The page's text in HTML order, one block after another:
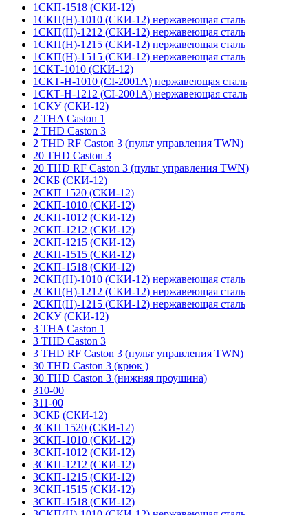
1СКП-1518 (СКИ-12)
1СКП(Н)-1010 (СКИ-12) нержавеющая сталь
1СКП(Н)-1212 (СКИ-12) нержавеющая сталь
1СКП(Н)-1215 (СКИ-12) нержавеющая сталь
1СКП(Н)-1515 (СКИ-12) нержавеющая сталь
1СКТ-1010 (СКИ-12)
1СКТ-Н-1010 (CI-2001A) нержавеющая сталь
1СКТ-Н-1212 (CI-2001A) нержавеющая сталь
1СКУ (СКИ-12)
2 THA Caston 1
2 THD Caston 3
2 THD RF Caston 3 (пульт управления TWN)
20 THD Caston 3
20 THD RF Caston 3 (пульт управления TWN)
2СКБ (СКИ-12)
2СКП 1520 (СКИ-12)
2СКП-1010 (СКИ-12)
2СКП-1012 (СКИ-12)
2СКП-1212 (СКИ-12)
2СКП-1215 (СКИ-12)
2СКП-1515 (СКИ-12)
2СКП-1518 (СКИ-12)
2СКП(Н)-1010 (СКИ-12) нержавеющая сталь
2СКП(Н)-1212 (СКИ-12) нержавеющая сталь
2СКП(Н)-1215 (СКИ-12) нержавеющая сталь
2СКУ (СКИ-12)
3 THA Caston 1
3 THD Caston 3
3 THD RF Caston 3 (пульт управления TWN)
30 THD Caston 3 (крюк )
30 THD Caston 3 (нижняя проушина)
310-00
311-00
3СКБ (СКИ-12)
3СКП 1520 (СКИ-12)
3СКП-1010 (СКИ-12)
3СКП-1012 (СКИ-12)
3СКП-1212 (СКИ-12)
3СКП-1215 (СКИ-12)
3СКП-1515 (СКИ-12)
3СКП-1518 (СКИ-12)